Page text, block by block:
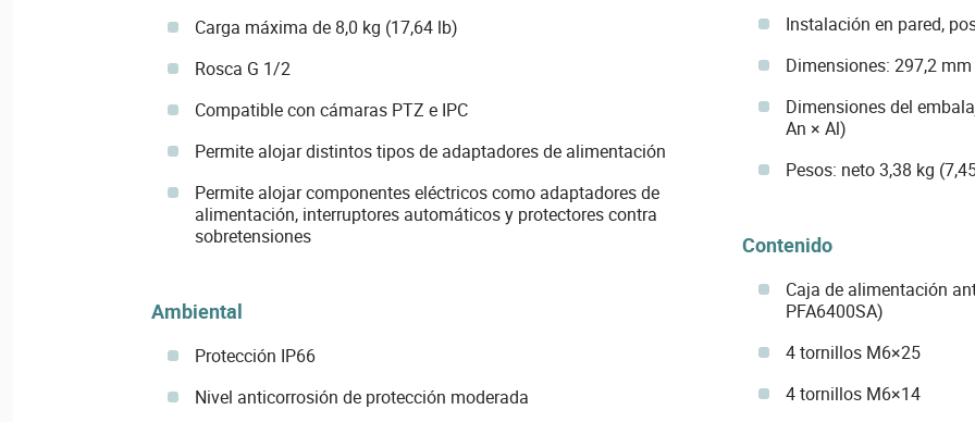
Carga máxima de 8,0 kg (17,64 lb)
Rosca G 1/2
Compatible con cámaras PTZ e IPC
Permite alojar distintos tipos de adaptadores de alimentación
Permite alojar componentes eléctricos como adaptadores de
alimentación, interruptores automáticos y protectores contra
sobretensiones
Ambiental
Protección IP66
Nivel anticorrosión de protección moderada
Instalación en pared,
Dimensiones: 297,2
Dimensiones del
An × Al)
Pesos: neto 3,38 kg
Contenido
Caja de alimentación
PFA6400SA)
4 tornillos M6×25
4 tornillos M6×14